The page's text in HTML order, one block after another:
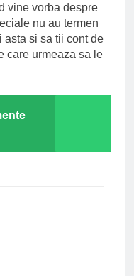
vine vorba despre
nu au termen
asta si sa tii cont de
care urmeaza sa le